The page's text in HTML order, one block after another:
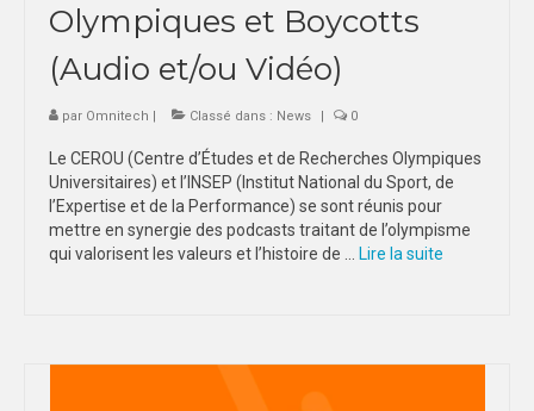
Olympiques et Boycotts
(Audio et/ou Vidéo)
par Omnitech | Classé dans : News | 0
Le CEROU (Centre d’Études et de Recherches Olympiques
Universitaires) et l’INSEP (Institut National du Sport, de
l’Expertise et de la Performance) se sont réunis pour
mettre en synergie des podcasts traitant de l’olympisme
qui valorisent les valeurs et l’histoire de …
Lire la suite­­